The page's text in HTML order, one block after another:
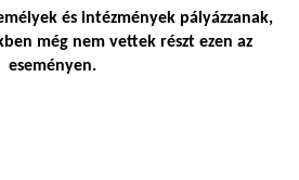
és intézmények pályázzanak,
még nem vettek részt ezen az
eseményen.